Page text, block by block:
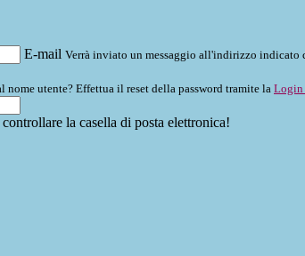
E-mail Verrà inviato un messaggio all'indirizzo indicato
nome utente? Effettua il reset della password tramite la Login
la casella di posta elettronica!